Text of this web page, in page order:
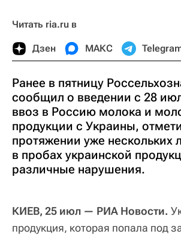
Читать ria.ru в
Дзен МАКС
Ранее в пятницу
сообщил о введении с 28
ввоз в Россию молока и
продукции с Украины,
протяжении уже нескольких
в пробах украинской
различные нарушения.
КИЕВ, 25 июл — РИА Новости.
продукция, которая попала под